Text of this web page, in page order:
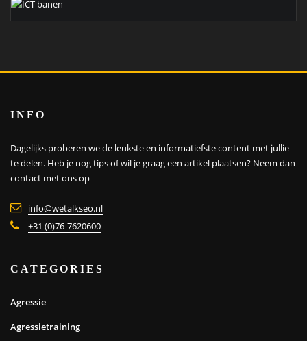
INFO
Dagelijks proberen we de leukste en informatiefste content met jullie
te delen. Heb je nog tips of wil je graag een artikel plaatsen? Neem dan
contact met ons op
info@wetalkseo.nl
+31 (0)76-7620600
CATEGORIES
Agressie
Agressietraining